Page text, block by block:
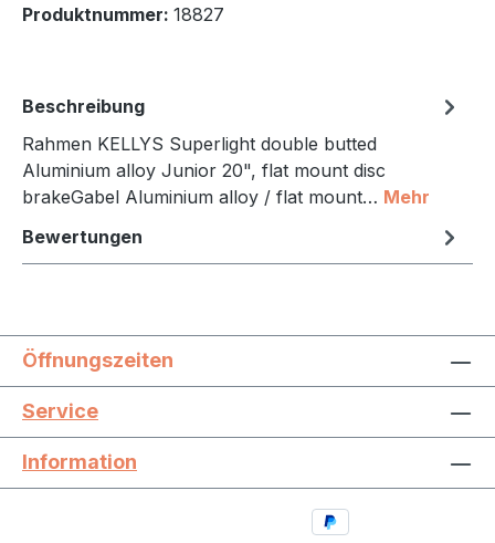
Produktnummer: 18827
Beschreibung
Rahmen KELLYS Superlight double butted
Aluminium alloy Junior 20", flat mount disc
brakeGabel Aluminium alloy / flat mount… Mehr
Bewertungen
Öffnungszeiten
Service
Information